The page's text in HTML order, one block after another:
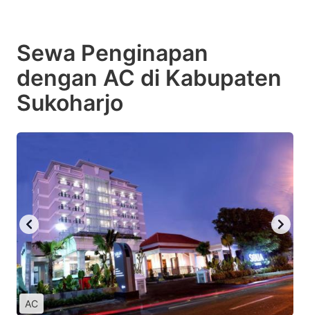
Sewa Penginapan
dengan AC di Kabupaten
Sukoharjo
AC